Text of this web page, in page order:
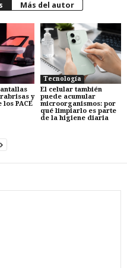
Más del autor
y
PACE
Tecnología
El celular también
puede acumular
microorganismos: por
qué limpiarlo es parte
de la higiene diaria